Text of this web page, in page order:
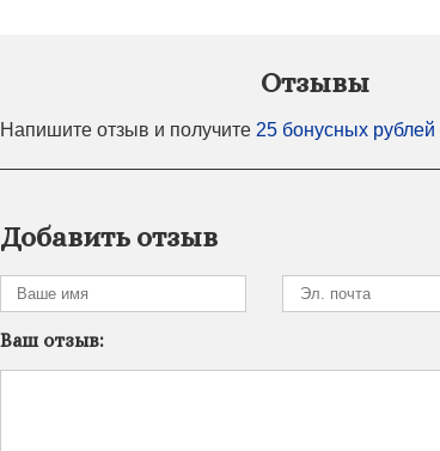
Отзывы
Напишите отзыв и получите 25 бонусных рублей
Добавить отзыв
Ваш отзыв: